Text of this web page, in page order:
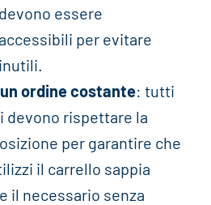
essere
per evitare
ordine costante: tutti
devono rispettare la
per garantire che
il carrello sappia
il necessario senza